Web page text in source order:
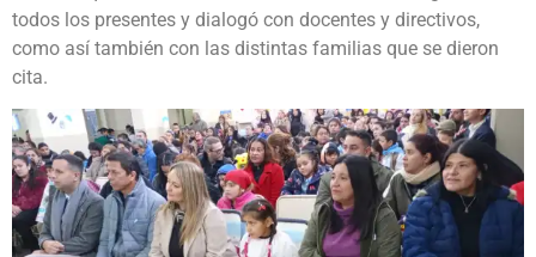
todos los presentes y dialogó con docentes y directivos,
como así también con las distintas familias que se dieron
cita.